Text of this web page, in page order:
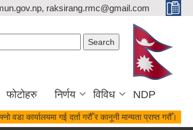
raksirang.rmc@gmail.com
फोटोहरु निर्णय विविध NDP
कार्यालयमा गई दर्ता गरौँ र कानूनी मान्यता प्राप्त गरौँ।